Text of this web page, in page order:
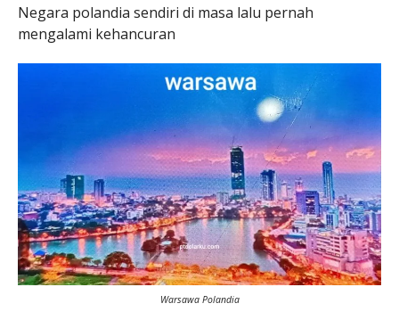
Negara polandia sendiri di masa lalu pernah
mengalami kehancuran
Warsawa Polandia